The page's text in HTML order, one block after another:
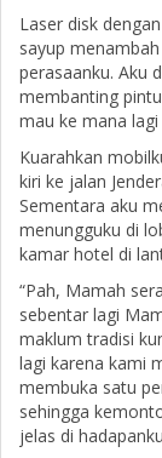
Laser disk
sayup
perasaanku. Aku
membanting
mau ke mana
Kuarahkan
kiri ke jalan
Sementara aku
menungguku di
kamar hotel di
“Pah, Mamah
sebentar lagi
maklum tradisi
lagi karena kami
membuka satu
sehingga
jelas di